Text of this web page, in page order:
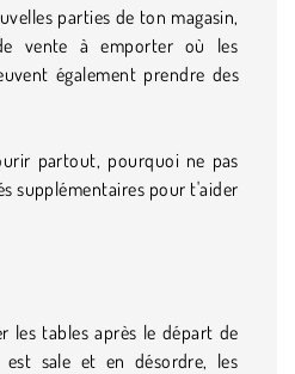
parties de ton magasin,
vente à emporter où les
également prendre des
partout, pourquoi ne pas
supplémentaires pour t'aider
les tables après le départ de
sale et en désordre, les